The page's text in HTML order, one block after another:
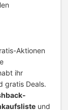
Aktionen
ihr
gratis Deals.
und